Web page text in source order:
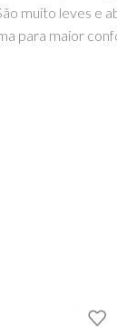
muito leves e
para maior
42cm x
À